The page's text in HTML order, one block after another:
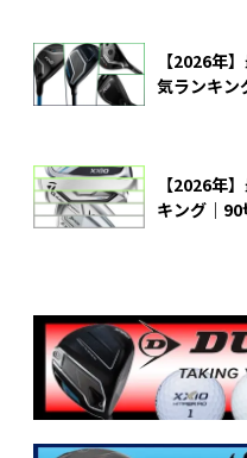
【2026年
気ランキン
【2026年
キング｜90